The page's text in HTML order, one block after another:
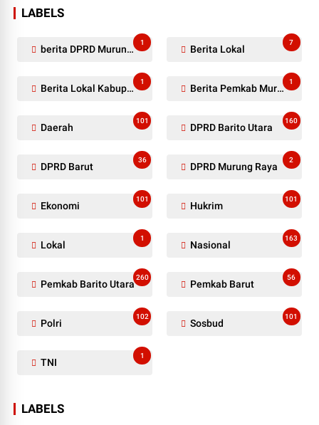
LABELS
berita DPRD Murung Raya
1
Berita Lokal
7
Berita Lokal Kabupaten Barito Utara
1
Berita Pemkab Murung Raya
1
Daerah
101
DPRD Barito Utara
160
DPRD Barut
36
DPRD Murung Raya
2
Ekonomi
101
Hukrim
101
Lokal
1
Nasional
163
Pemkab Barito Utara
260
Pemkab Barut
56
Polri
102
Sosbud
101
TNI
1
LABELS